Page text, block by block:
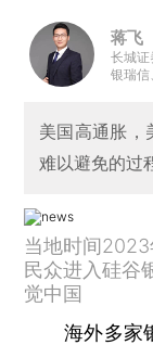
蒋飞
长城
银瑞
美国高通胀，
难以避免的过
当地时间
民众进入硅谷
觉中国
海外多家银